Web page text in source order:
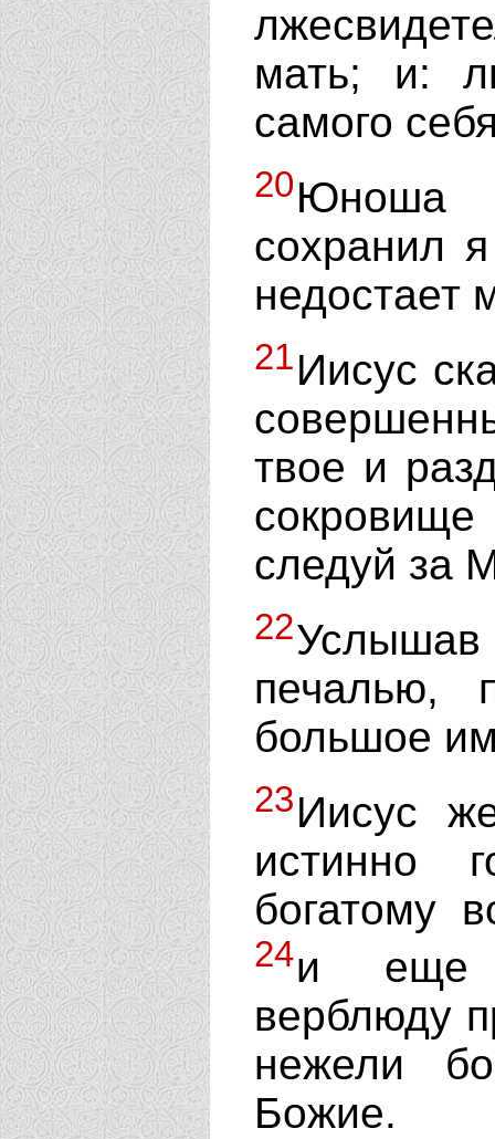
мать; и:
самого
20Юноша
сохранил
недостает
21Иисус
твое и
следуй за
22Услышав
печалью,
большое
23Иисус
истинно
богатому
24и еще
верблюду
нежели
Божие.